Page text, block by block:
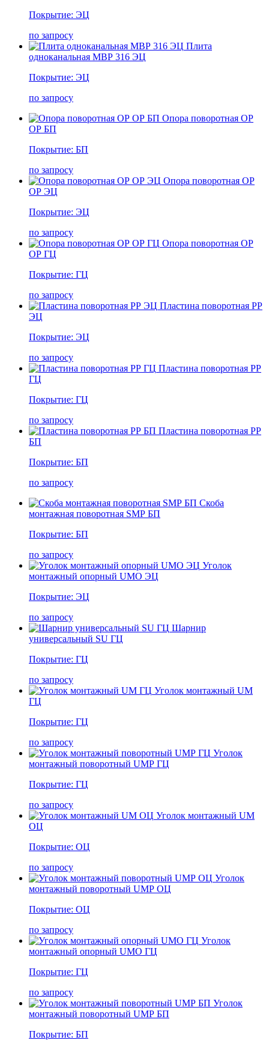
Покрытие: ЭЦ
по запросу
Плита
одноканальная МВР 316 ЭЦ
Покрытие: ЭЦ
по запросу
Опора поворотная ОР
ОР БП
Покрытие: БП
по запросу
Опора поворотная ОР
ОР ЭЦ
Покрытие: ЭЦ
по запросу
Опора поворотная ОР
ОР ГЦ
Покрытие: ГЦ
по запросу
Пластина поворотная РР
ЭЦ
Покрытие: ЭЦ
по запросу
Пластина поворотная РР
ГЦ
Покрытие: ГЦ
по запросу
Пластина поворотная РР
БП
Покрытие: БП
по запросу
Cкоба
монтажная поворотная SMР БП
Покрытие: БП
по запросу
Уголок
монтажный опорный UMО ЭЦ
Покрытие: ЭЦ
по запросу
Шарнир
универсальный SU ГЦ
Покрытие: ГЦ
по запросу
Уголок монтажный UM
ГЦ
Покрытие: ГЦ
по запросу
Уголок
монтажный поворотный UMР ГЦ
Покрытие: ГЦ
по запросу
Уголок монтажный UM
ОЦ
Покрытие: ОЦ
по запросу
Уголок
монтажный поворотный UMР ОЦ
Покрытие: ОЦ
по запросу
Уголок
монтажный опорный UMО ГЦ
Покрытие: ГЦ
по запросу
Уголок
монтажный поворотный UMР БП
Покрытие: БП